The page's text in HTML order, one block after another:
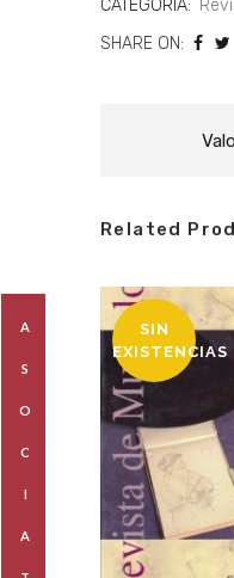
CATEGORÍA:
SHARE ON:
Related
SIN
EXISTENCIAS
A
S
O
C
I
A